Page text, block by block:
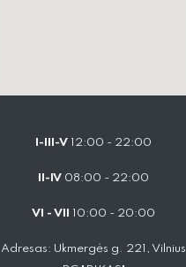
I-III-V 12:00 - 22:00
II-IV 08:00 - 22:00
VI - VII 10:00 - 20:00
Adresas: Ukmergės g. 221, Vilnius